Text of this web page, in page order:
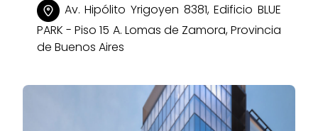
Av. Hipólito Yrigoyen 8381, Edificio BLUE
PARK - Piso 15 A. Lomas de Zamora, Provincia
de Buenos Aires